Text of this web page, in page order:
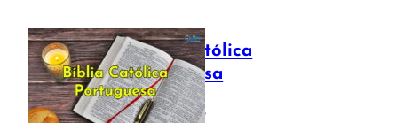
Bíblia Católica
Portuguesa
July 16, 2025